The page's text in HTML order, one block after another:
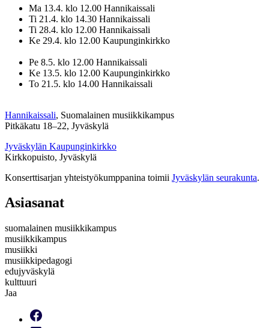
Ma 13.4. klo 12.00 Hannikaissali
Ti 21.4. klo 14.30 Hannikaissali
Ti 28.4. klo 12.00 Hannikaissali
Ke 29.4. klo 12.00 Kaupunginkirkko
Pe 8.5. klo 12.00 Hannikaissali
Ke 13.5. klo 12.00 Kaupunginkirkko
To 21.5. klo 14.00 Hannikaissali
Hannikaissali, Suomalainen musiikkikampus
Pitkäkatu 18–22, Jyväskylä
Jyväskylän Kaupunginkirkko
Kirkkopuisto, Jyväskylä
Konserttisarjan yhteistyökumppanina toimii Jyväskylän seurakunta.
Asiasanat
suomalainen musiikkikampus
musiikkikampus
musiikki
musiikkipedagogi
edujyväskylä
kulttuuri
Jaa